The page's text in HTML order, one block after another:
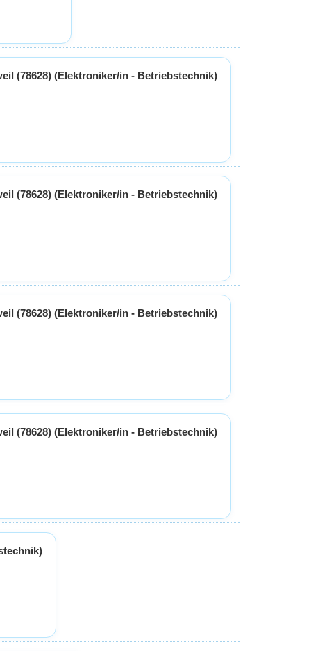
(78628) (Elektroniker/in - Betriebstechnik)
(78628) (Elektroniker/in - Betriebstechnik)
(78628) (Elektroniker/in - Betriebstechnik)
(78628) (Elektroniker/in - Betriebstechnik)